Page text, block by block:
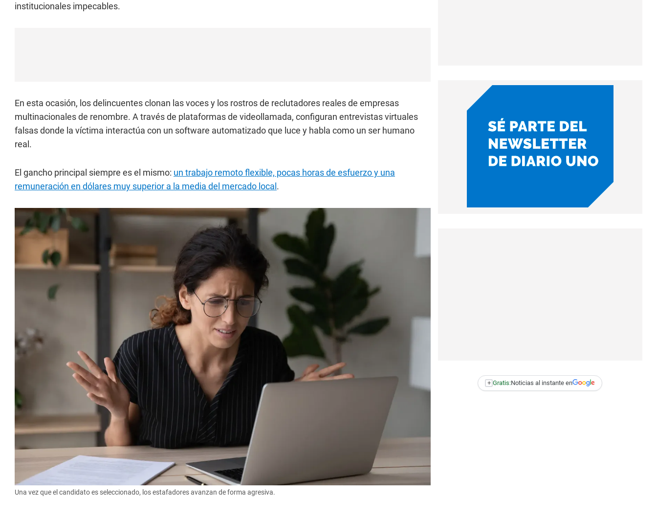
institucionales impecables.
En esta ocasión, los delincuentes clonan las voces y los rostros de reclutadores reales de empresas
multinacionales de renombre. A través de plataformas de videollamada, configuran entrevistas virtuales
falsas donde la víctima interactúa con un software automatizado que luce y habla como un ser humano
real.
El gancho principal siempre es el mismo: un trabajo remoto flexible, pocas horas de esfuerzo y una
remuneración en dólares muy superior a la media del mercado local .
Una vez que el candidato es seleccionado, los estafadores avanzan de forma agresiva.
+ Gratis:Noticias al instante en